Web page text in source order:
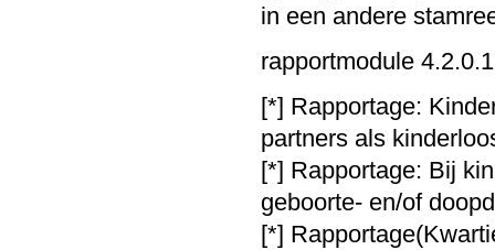
in een andere
rapportmodule
[*] Rapportage:
partners als
[*] Rapportage: Bij
geboorte- en/of
[*]